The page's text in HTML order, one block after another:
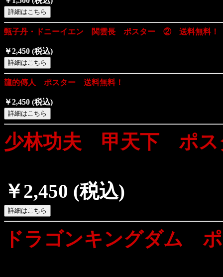
甄子丹・ドニーイエン 関雲長 ポスター ② 送料無料！
￥2,450 (税込)
龍的傳人 ポスター 送料無料！
￥2,450 (税込)
少林功夫 甲天下 ポ
￥2,450 (税込)
ドラゴンキングダム